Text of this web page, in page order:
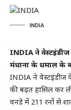
INDIA
INDIA ने वेस्टइंडीज
मंधाना के धमाल के
INDIA ने वेस्टइंडीज
की बढ़त हासिल कर
वनडे में 211 रनों से